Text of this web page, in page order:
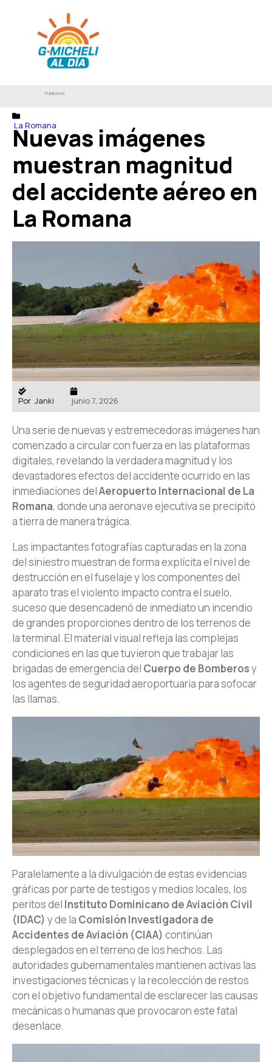
Publicidad
La Romana
Nuevas imágenes
muestran magnitud
del accidente aéreo en
La Romana
Por Janki junio 7, 2026
Una serie de nuevas y estremecedoras imágenes han
comenzado a circular con fuerza en las plataformas
digitales, revelando la verdadera magnitud y los
devastadores efectos del accidente ocurrido en las
inmediaciones delAeropuerto Internacional de La
Romana, donde una aeronave ejecutiva se precipitó
a tierra de manera trágica.
Las impactantes fotografías capturadas en la zona
del siniestro muestran de forma explícita el nivel de
destrucción en el fuselaje y los componentes del
aparato tras el violento impacto contra el suelo,
suceso que desencadenó de inmediato un incendio
de grandes proporciones dentro de los terrenos de
la terminal. El material visual refleja las complejas
condiciones en las que tuvieron que trabajar las
brigadas de emergencia del Cuerpo de Bomberosy
los agentes de seguridad aeroportuaria para sofocar
las llamas.
Paralelamente a la divulgación de estas evidencias
gráficas por parte de testigos y medios locales, los
peritos del Instituto Dominicano de Aviación Civil
(IDAC) y de la Comisión Investigadora de
Accidentes de Aviación (CIAA) continúan
desplegados en el terreno de los hechos. Las
autoridades gubernamentales mantienen activas las
investigaciones técnicas y la recolección de restos
con el objetivo fundamental de esclarecer las causas
mecánicas o humanas que provocaron este fatal
desenlace.